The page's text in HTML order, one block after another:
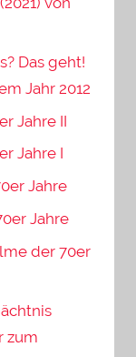
Das geht!
Jahr 2012
Jahre II
Jahre I
Jahre
Jahre
der 70er
zum